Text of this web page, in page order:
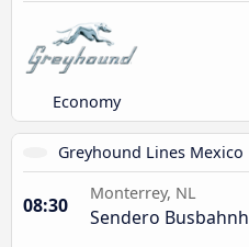
Economy
Greyhound Lines Mexico
08:30
Monterrey, NL
Sendero